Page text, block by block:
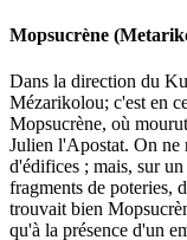
Mopsucrène
Dans la direction du
Mézarikolou; c'est en
Mopsucrène, où
Julien l'Apostat. On ne
d'édifices ; mais, sur un
fragments de poteries,
trouvait bien
qu'à la présence d'un